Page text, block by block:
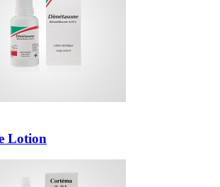
Lotion